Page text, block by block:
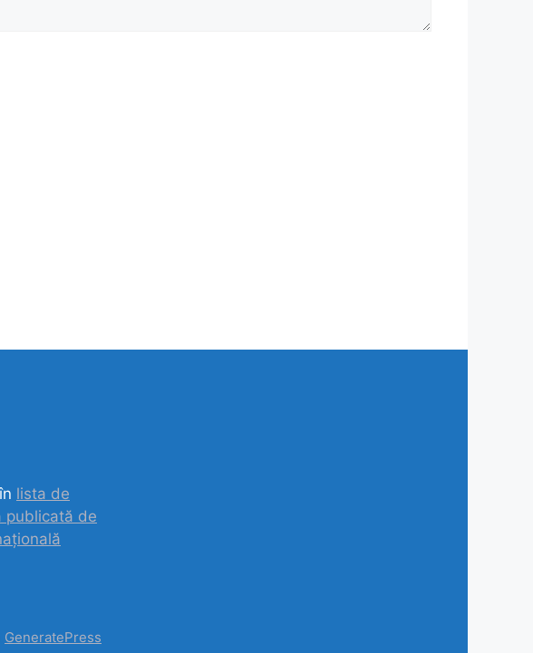
lista de
publicată de
GeneratePress